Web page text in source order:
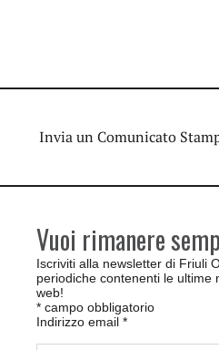
Invia un Comunicato
Vuoi rimanere
Iscriviti alla newsletter di Friuli
periodiche contenenti le ultime
web!
* campo obbligatorio
Indirizzo email *